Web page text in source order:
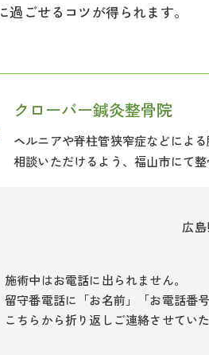
ごせるコツが得られます。
クローバー鍼灸整骨院
ヘルニアや脊柱管狭窄症などによ
相談いただけるよう、福山市にて
広
施術中はお電話に出られません。
留守番電話に「お名前」「お電話番
こちらから折り返しご連絡させていた